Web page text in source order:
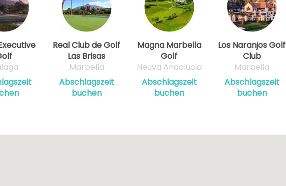
Real Club de Golf
Las Brisas
Marbella
Abschlagszeit
buchen
Magna Marbella
Golf
Neuva Andalucia
Abschlagszeit
buchen
Los Naranjos Golf
Club
Marbella
Abschlagszeit
buchen